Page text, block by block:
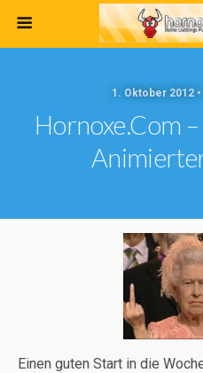
1. Oktober 2012
Hornoxe.com
Einen guten Start in die